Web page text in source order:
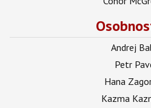
Andrej
Petr
Hana
Kazma